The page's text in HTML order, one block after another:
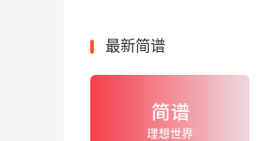
最新简谱